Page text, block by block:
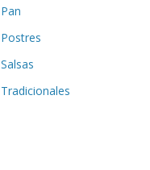
Pan
Postres
Salsas
Tradicionales